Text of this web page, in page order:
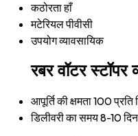
कठोरताहाँ
मटेरियलपीवीसी
उपयोगव्यावसायिक
रबर वॉटर स्टॉपर
आपूर्ति की क्षमता100 प्रति
डिलीवरी का समय8-10 दिन